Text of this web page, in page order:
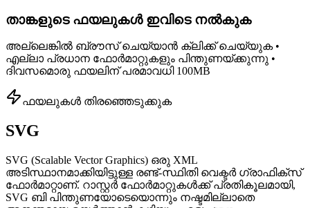
താങ്കളുടെ ഫയലുകൾ ഇവിടെ നൽകുക
അല്ലെങ്കിൽ ബ്രൗസ് ചെയ്യാൻ ക്ലിക്ക് ചെയ്യുക •
എല്ലാ പ്രധാന ഫോർമാറ്റുകളും പിന്തുണയ്ക്കുന്നു •
ദിവസമൊരു ഫയലിന് പരമാവധി 100MB
ഫയലുകൾ തിരഞ്ഞെടുക്കുക
SVG
SVG (Scalable Vector Graphics) ഒരു XML
അടിസ്ഥാനമാക്കിയിട്ടുള്ള രണ്ട്-സ്ഥിതി വെക്ടർ ഗ്രാഫിക്സ്
ഫോർമാറ്റാണ്. റാസ്റ്റർ ഫോർമാറ്റുകൾക്ക് പ്രതികൂലമായി,
SVG ബി പിന്തുണയോടെയൊന്നും നഷ്ടമില്ലാതെ